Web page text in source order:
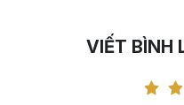
VIẾT BÌNH